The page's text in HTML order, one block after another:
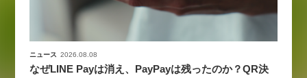
ニュース 2026.08.08
なぜLINE Payは消え、PayPayは残ったのか？QR決